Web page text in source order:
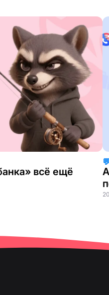
всё ещё